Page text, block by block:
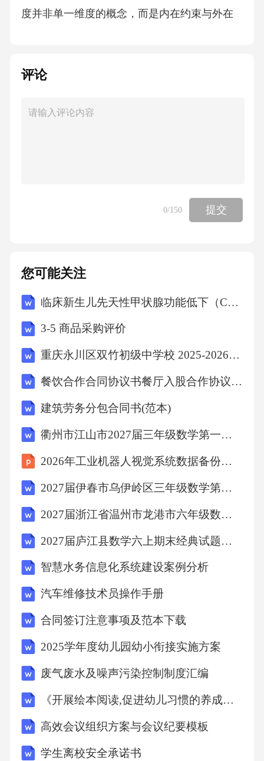
度并非单一维度的概念，而是内在约束与外在
最可靠的保障，但不可否认，政治文化、价值
有一定的内在约束作用。儒家政治思想中的“仁
的建设，也是试图从内在层面塑造权力行使者
的行为边界。权力结构的分化与制衡。防止权
司法三权分立与制衡原则，被许多国家采纳为
宪法设计的基本原则。通过不同权力部门之间
的分工与监督，可以防止任何单一权力主体独
政党、利益集团、媒体等社会力量对国家权力
的监督，也构成了权力制衡的重要组成部分。
法律的边界与权利的保障。法治是现代社会规
范权力运行的核心机制。法律不仅为权力的行
通过保障公民的基本权利来划定权力不可逾越
的界限。公民的言论自由、结社自由、选举权
等政治权利，既是对权力的监督，也是对权力
的直接限制。当权力试图侵犯公民的合法权利
时，法律应当成为最坚实的屏障。结语：在动
态平衡中审视权力综上所述，权力是一种复杂
的社会关系，其本质体现为主体对客体的支配
与影响；其来源则植根于合法性认同、资源控
内在的道德约束、外在的制度制衡以及法律的
明确规范来共同维系。对权力的探讨，不能停
留于抽象的理论思辨，更要结合具体的历史语
境与现实政治实践。在不同的社会形态与发展
阶段，权力的表现形式、来源构成与制约机制
都会呈
评论
0/150 提交
您可能关注
临床新生儿先天性甲状腺功能低下（CH）流行病学及超声检查注意事项
3-5 商品采购评价
重庆永川区双竹初级中学校 2025-2026学年度下期第2周学情调研九年级道德与法治试题（文字版含答案）
餐饮合作合同协议书餐厅入股合作协议书(范本)
建筑劳务分包合同书(范本)
衢州市江山市2027届三年级数学第一学期期末考试模拟试题含解析
2026年工业机器人视觉系统数据备份与恢复方案
2027届伊春市乌伊岭区三年级数学第一学期期末学业质量监测模拟试题含解析
2027届浙江省温州市龙港市六年级数学第一学期期末复习检测模拟试题含解析
2027届庐江县数学六上期末经典试题含解析
智慧水务信息化系统建设案例分析
汽车维修技术员操作手册
合同签订注意事项及范本下载
2025学年度幼儿园幼小衔接实施方案
废气废水及噪声污染控制制度汇编
《开展绘本阅读,促进幼儿习惯的养成》课题研究计划
高效会议组织方案与会议纪要模板
学生离校安全承诺书